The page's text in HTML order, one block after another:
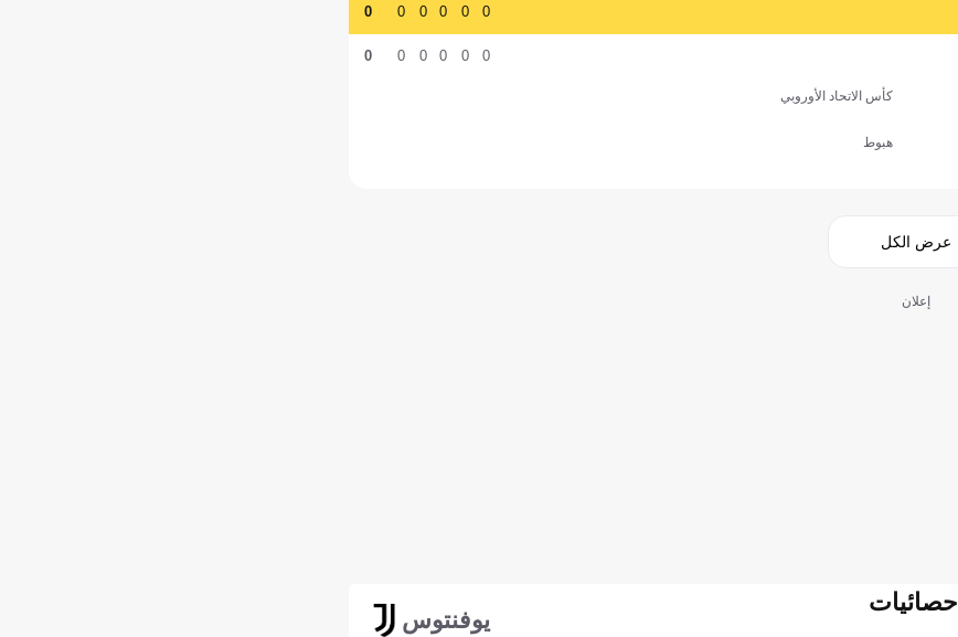
0
0
0
0
0
0
0
0
0
0
0
0
كأس الاتحاد الأوروبي
هبوط
عرض الكل
إعلان
احصائيات
يوفنتوس